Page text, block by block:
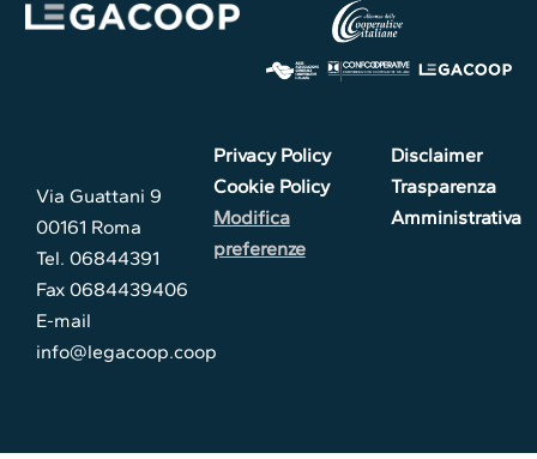
Via Guattani 9
00161 Roma
Tel. 06844391
Fax 0684439406
E-mail
info@legacoop.coop
Privacy Policy
Cookie Policy
Modifica
preferenze
Disclaimer
Trasparenza
Amministrativa